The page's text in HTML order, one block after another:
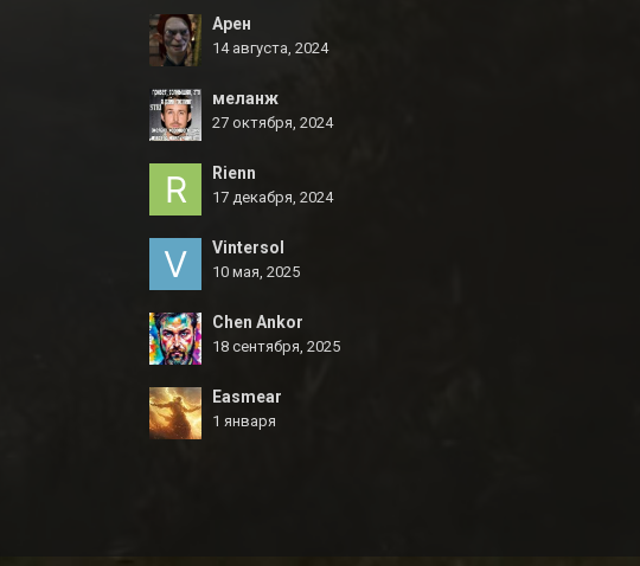
Арен
14 августа, 2024
меланж
27 октября, 2024
Rienn
17 декабря, 2024
Vintersol
10 мая, 2025
Chen Ankor
18 сентября, 2025
Easmear
1 января